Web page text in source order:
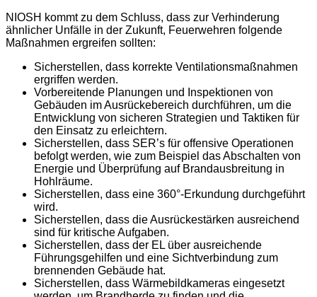
NIOSH kommt zu dem Schluss, dass zur Verhinderung
ähnlicher Unfälle in der Zukunft, Feuerwehren folgende
Maßnahmen ergreifen sollten:
Sicherstellen, dass korrekte Ventilationsmaßnahmen
ergriffen werden.
Vorbereitende Planungen und Inspektionen von
Gebäuden im Ausrückebereich durchführen, um die
Entwicklung von sicheren Strategien und Taktiken für
den Einsatz zu erleichtern.
Sicherstellen, dass SER’s für offensive Operationen
befolgt werden, wie zum Beispiel das Abschalten von
Energie und Überprüfung auf Brandausbreitung in
Hohlräume.
Sicherstellen, dass eine 360°-Erkundung durchgeführt
wird.
Sicherstellen, dass die Ausrückestärken ausreichend
sind für kritische Aufgaben.
Sicherstellen, dass der EL über ausreichende
Führungsgehilfen und eine Sichtverbindung zum
brennenden Gebäude hat.
Sicherstellen, dass Wärmebildkameras eingesetzt